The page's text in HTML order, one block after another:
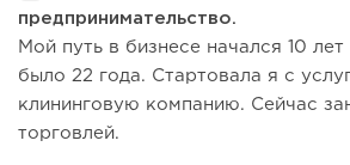
предпринимательство.
Мой путь в бизнесе начался 10 лет
было 22 года. Стартовала я с
клининговую компанию. Сейчас
торговлей.